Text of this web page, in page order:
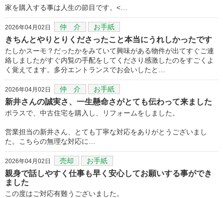
家を購入する事は人生の節目です。<…
2026年04月02日 仲 介 お手紙
きちんとやりとりくださったこと本当にうれしかったです
たしかスーモ？だったかをみていて興味がある物件が出てすぐご連
絡しましたがすぐ内覧の手配をしてくださり感激したのをすごくよ
く覚えてます。多分エントランスでお会いしたと…
2026年04月02日 仲 介 お手紙
新井さんの誠実さ、一生懸命さがとても伝わって来ました
ポラスで、中古住宅を購入し、リフォームをしました。
営業担当の新井さん、とても丁寧な対応をありがとうございまし
た。こちらの無理な対応に…
2026年04月02日 売却 お手紙
親身で話しやすく仕事も早く安心してお願いする事ができ
ました
この度はご対応有難うございました。